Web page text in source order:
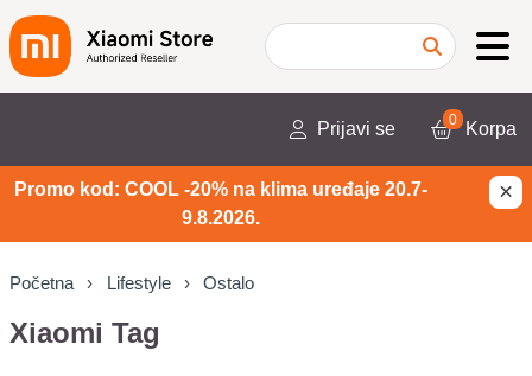
Prijavi se 0 Korpa
Promo kod: COOL -20% na klima uređaje 20.7-
9.8.2026.
×
Početna Lifestyle Ostalo
Xiaomi Tag